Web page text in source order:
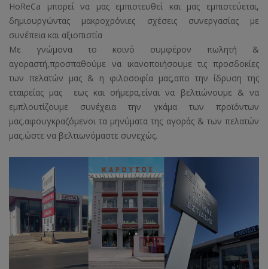
HoReCa μπορεί να μας εμπιστευθεί και μας εμπιστεύεται,
δημιουργώντας μακροχρόνιες σχέσεις συνεργασίας με
συνέπεια και αξιοπιστία
Με γνώμονα το κοινό συμφέρον πωλητή &
αγοραστή,προσπαθούμε να ικανοποιήσουμε τις προσδοκίες
των πελατών μας & η φιλοσοφία μας,απο την ίδρυση της
εταιρείας μας εως και σήμερα,είναι να βελτιώνουμε & να
εμπλουτίζουμε συνέχεια την γκάμα των προϊόντων
μας,αφουγκραζόμενοι τα μηνύματα της αγοράς & των πελατών
μας,ώστε να βελτιωνόμαστε συνεχώς.